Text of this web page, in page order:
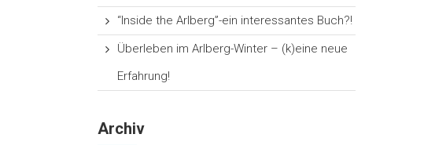
“Inside the Arlberg”-ein interessantes Buch?!
Überleben im Arlberg-Winter – (k)eine neue
Erfahrung!
Archiv